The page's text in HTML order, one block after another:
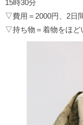
15時30分
▽費用＝2000円、2日
▽持ち物＝着物をほど